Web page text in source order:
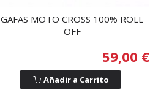
GAFAS MOTO CROSS 100% ROLL
OFF
59,00 €
Añadir a Carrito